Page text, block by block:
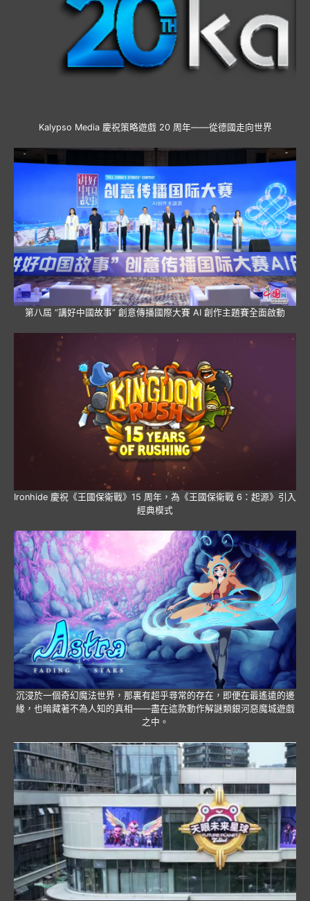
Kalypso Media 慶祝策略遊戲 20 周年——從德國走向世界
第八屆 “講好中國故事” 創意傳播國際大賽 AI 創作主題賽全面啟動
Ironhide 慶祝《王國保衛戰》15 周年，為《王國保衛戰 6：起源》引入
經典模式
沉浸於一個奇幻魔法世界，那裏有超乎尋常的存在，即便在最遙遠的邊
緣，也暗藏著不為人知的真相——盡在這款動作解謎類銀河惡魔城遊戲
之中。